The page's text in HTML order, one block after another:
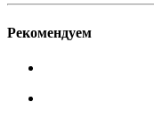
Рекомендуем